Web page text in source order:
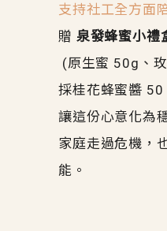
支持社工全方面
贈 泉發蜂蜜小禮
(原生蜜 50g、
採桂花蜂蜜醬 50
讓這份心意化為
家庭走過危機，
能。